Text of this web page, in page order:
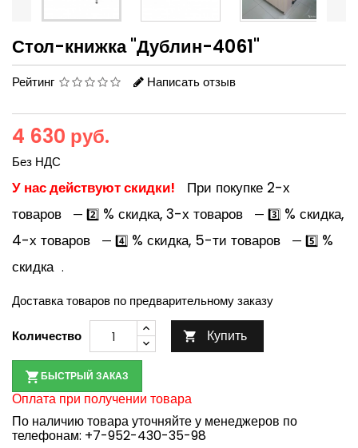
Стол-книжка "Дублин-4061"
Рейтинг Написать отзыв
4 630 руб.
Без НДС
У нас действуют скидки!
При покупке 2-х
товаров
— 2️⃣ % скидка, 3-х товаров — 3️⃣ % скидка,
4-х товаров
— 4️⃣ % скидка, 5-ти товаров — 5️⃣ %
скидка .
Доставка товаров по предварительному заказу
Количество  Купить
БЫСТРЫЙ ЗАКАЗ
Оплата при получении товара
По наличию товара уточняйте у менеджеров по
телефонам: +7-952-430-35-98